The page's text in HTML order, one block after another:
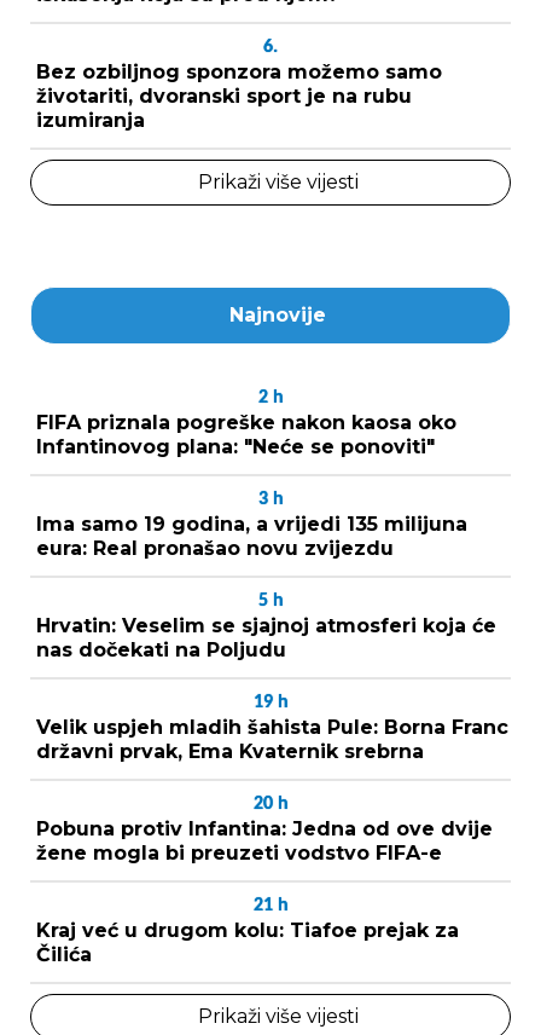
6.
Bez ozbiljnog sponzora možemo samo
životariti, dvoranski sport je na rubu
izumiranja
Prikaži više vijesti
Najnovije
2 h
FIFA priznala pogreške nakon kaosa oko
Infantinovog plana: "Neće se ponoviti"
3 h
Ima samo 19 godina, a vrijedi 135 milijuna
eura: Real pronašao novu zvijezdu
5 h
Hrvatin: Veselim se sjajnoj atmosferi koja će
nas dočekati na Poljudu
19 h
Velik uspjeh mladih šahista Pule: Borna Franc
državni prvak, Ema Kvaternik srebrna
20 h
Pobuna protiv Infantina: Jedna od ove dvije
žene mogla bi preuzeti vodstvo FIFA-e
21 h
Kraj već u drugom kolu: Tiafoe prejak za
Čilića
Prikaži više vijesti